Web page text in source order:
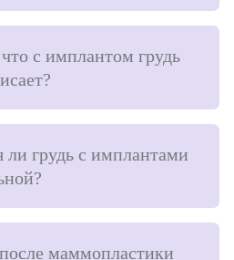
с имплантом грудь
ли грудь с имплантами
маммопластики